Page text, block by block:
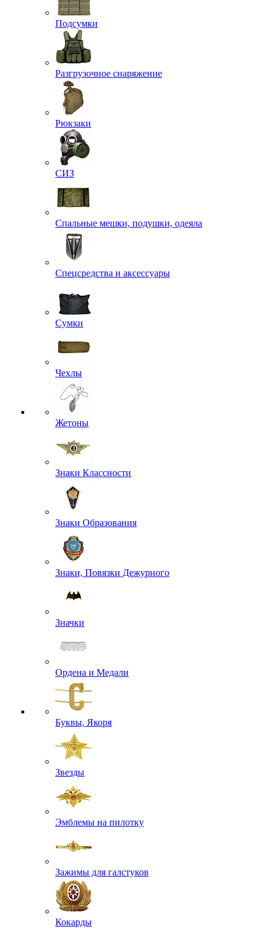
Подсумки
Разгрузочное снаряжение
Рюкзаки
СИЗ
Спальные мешки, подушки, одеяла
Спецсредства и аксессуары
Сумки
Чехлы
Жетоны
Знаки Классности
Знаки Образования
Знаки, Повязки Дежурного
Значки
Ордена и Медали
Буквы, Якоря
Звезды
Эмблемы на пилотку
Зажимы для галстуков
Кокарды